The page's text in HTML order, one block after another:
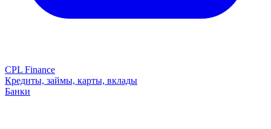
CPL Finance
Кредиты, займы, карты, вклады
Банки